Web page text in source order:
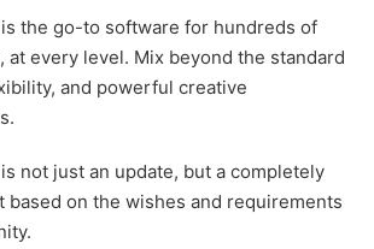
is the go-to software for hundreds of
at every level. Mix beyond the standard
and powerful creative
is not just an update, but a completely
based on the wishes and requirements